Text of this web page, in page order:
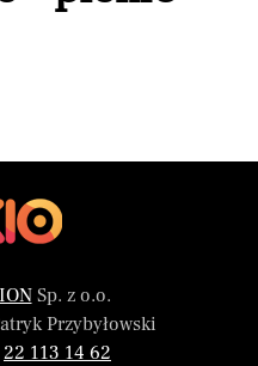
Sp. z o.o.
Przybyłowski
22 113 14 62